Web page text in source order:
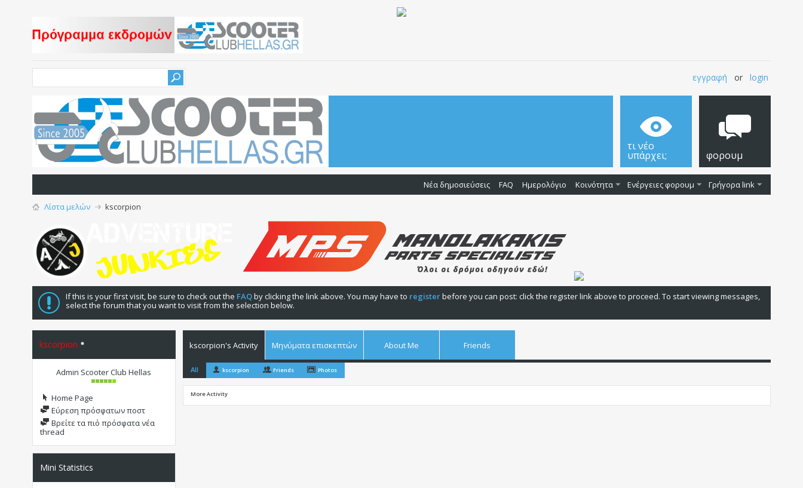
εγγραφή or login
τι νέο
υπάρχει; φορουμ
Νέα δημοσιεύσεις FAQ Ημερολόγιο Κοινότητα Ενέργειες φορουμ Γρήγορα link
Λίστα μελών kscorpion
If this is your first visit, be sure to check out the FAQby clicking the link above. You may have to registerbefore you can post: click the register link above to proceed. To start viewing messages,
select the forum that you want to visit from the selection below.
kscorpion
Admin Scooter Club Hellas
Home Page
Εύρεση πρόσφατων ποστ
Βρείτε τα πιό πρόσφατα νέα
thread
Mini Statistics
kscorpion's Activity Μηνύματα επισκεπτών About Me Friends
All kscorpion Friends Photos
More Activity